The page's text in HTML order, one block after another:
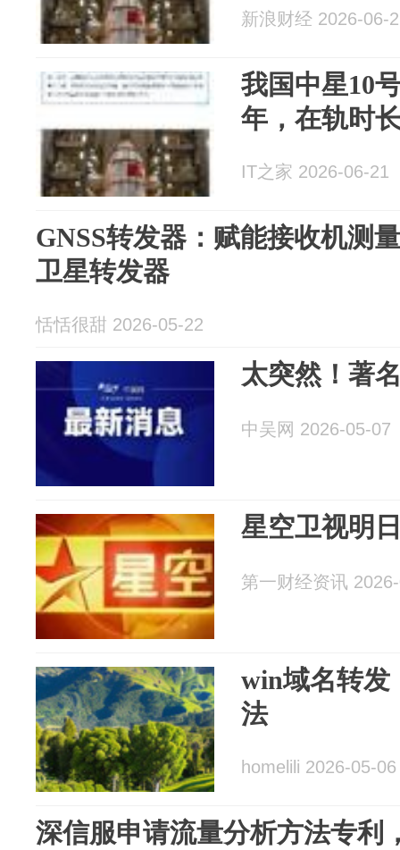
新浪财经 2026-06-
我国中星10
年，在轨时
IT之家 2026-06-21
GNSS转发器：赋能接收机测
卫星转发器
恬恬很甜 2026-05-22
太突然！著
中吴网 2026-05-07
星空卫视明
第一财经资讯
win域名转发
法
homelili 2026-05-06
深信服申请流量分析方法专利